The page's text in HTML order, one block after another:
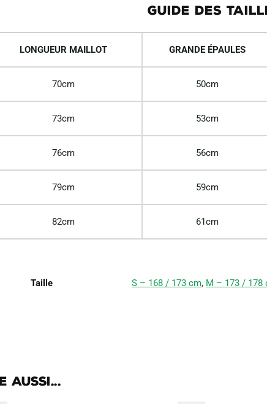
GUIDE DES
LONGUEUR MAILLOT GRANDE ÉPAULES
70cm 50cm
73cm 53cm
76cm 56cm
79cm 59cm
82cm 61cm
Taille S – 168 / 173 cm, M – 173 / 178
aussi...